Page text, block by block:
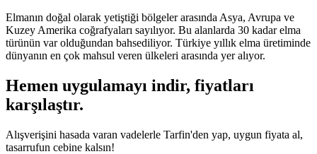
Elmanın doğal olarak yetiştiği bölgeler arasında Asya, Avrupa ve
Kuzey Amerika coğrafyaları sayılıyor. Bu alanlarda 30 kadar elma
türünün var olduğundan bahsediliyor. Türkiye yıllık elma üretiminde
dünyanın en çok mahsul veren ülkeleri arasında yer alıyor.
Hemen uygulamayı indir, fiyatları
karşılaştır.
Alışverişini hasada varan vadelerle Tarfin'den yap, uygun fiyata al,
tasarrufun cebine kalsın!